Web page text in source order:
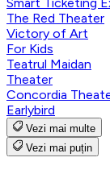
The Red Theater
Victory of Art
For Kids
Teatrul Maidan
Theater
Concordia
Earlybird
Vezi mai multe
Vezi mai puțin